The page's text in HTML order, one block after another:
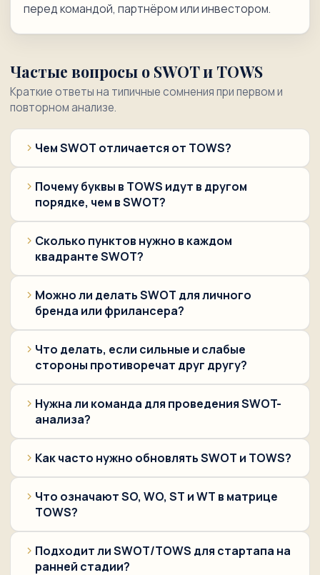
перед командой, партнёром или инвестором.
Частые вопросы о SWOT и TOWS
Краткие ответы на типичные сомнения при первом и
повторном анализе.
Чем SWOT отличается от TOWS?
Почему буквы в TOWS идут в другом
порядке, чем в SWOT?
Сколько пунктов нужно в каждом
квадранте SWOT?
Можно ли делать SWOT для личного
бренда или фрилансера?
Что делать, если сильные и слабые
стороны противоречат друг другу?
Нужна ли команда для проведения SWOT-
анализа?
Как часто нужно обновлять SWOT и TOWS?
Что означают SO, WO, ST и WT в матрице
TOWS?
Подходит ли SWOT/TOWS для стартапа на
ранней стадии?